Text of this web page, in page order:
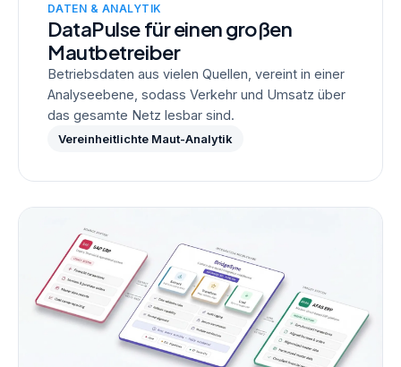
DATEN & ANALYTIK
DataPulse für einen großen
Mautbetreiber
Betriebsdaten aus vielen Quellen, vereint in einer
Analyseebene, sodass Verkehr und Umsatz über
das gesamte Netz lesbar sind.
Vereinheitlichte Maut-Analytik